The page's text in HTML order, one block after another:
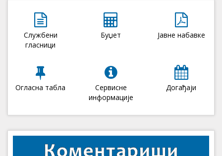
Службени
гласници
Буџет Јавне набавке
Огласна табла
Сервисне
информације
Догађаји